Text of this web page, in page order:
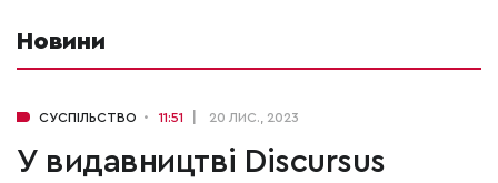
Новини
СУСПІЛЬСТВО 11:51 20 ЛИС., 2023
У видавництві Discursus